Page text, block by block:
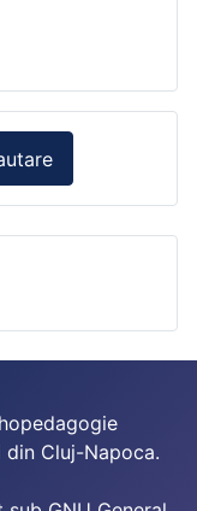
din Cluj-Napoca.